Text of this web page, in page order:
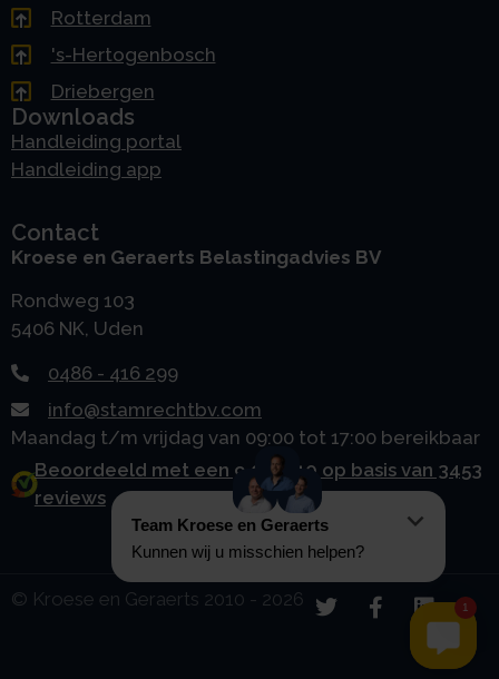
Rotterdam
's-Hertogenbosch
Driebergen
Downloads
Handleiding portal
Handleiding app
Contact
Kroese en Geraerts Belastingadvies BV
Rondweg 103
5406 NK, Uden
0486 - 416 299
info@stamrechtbv.com
Maandag t/m vrijdag van 09:00 tot 17:00 bereikbaar
Beoordeeld met een 9.0 uit 10 op basis van 3453
reviews
© Kroese en Geraerts 2010 - 2026